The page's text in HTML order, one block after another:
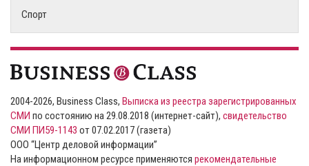
Спорт
2004-2026, Business Class, Выписка из реестра зарегистрированных
СМИ по состоянию на 29.08.2018 (интернет-сайт), свидетельство
СМИ ПИ59-1143 от 07.02.2017 (газета)
ООО “Центр деловой информации”
На информационном ресурсе применяются рекомендательные